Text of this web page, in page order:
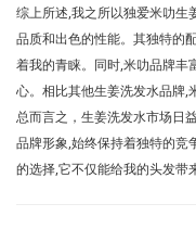
综上所述,我之所以独爱米叻生
品质和出色的性能。其独特的
着我的青睐。同时,米叻品牌丰
心。相比其他生姜洗发水品牌,
总而言之，生姜洗发水市场日
品牌形象,始终保持着独特的竞
的选择,它不仅能给我的头发带